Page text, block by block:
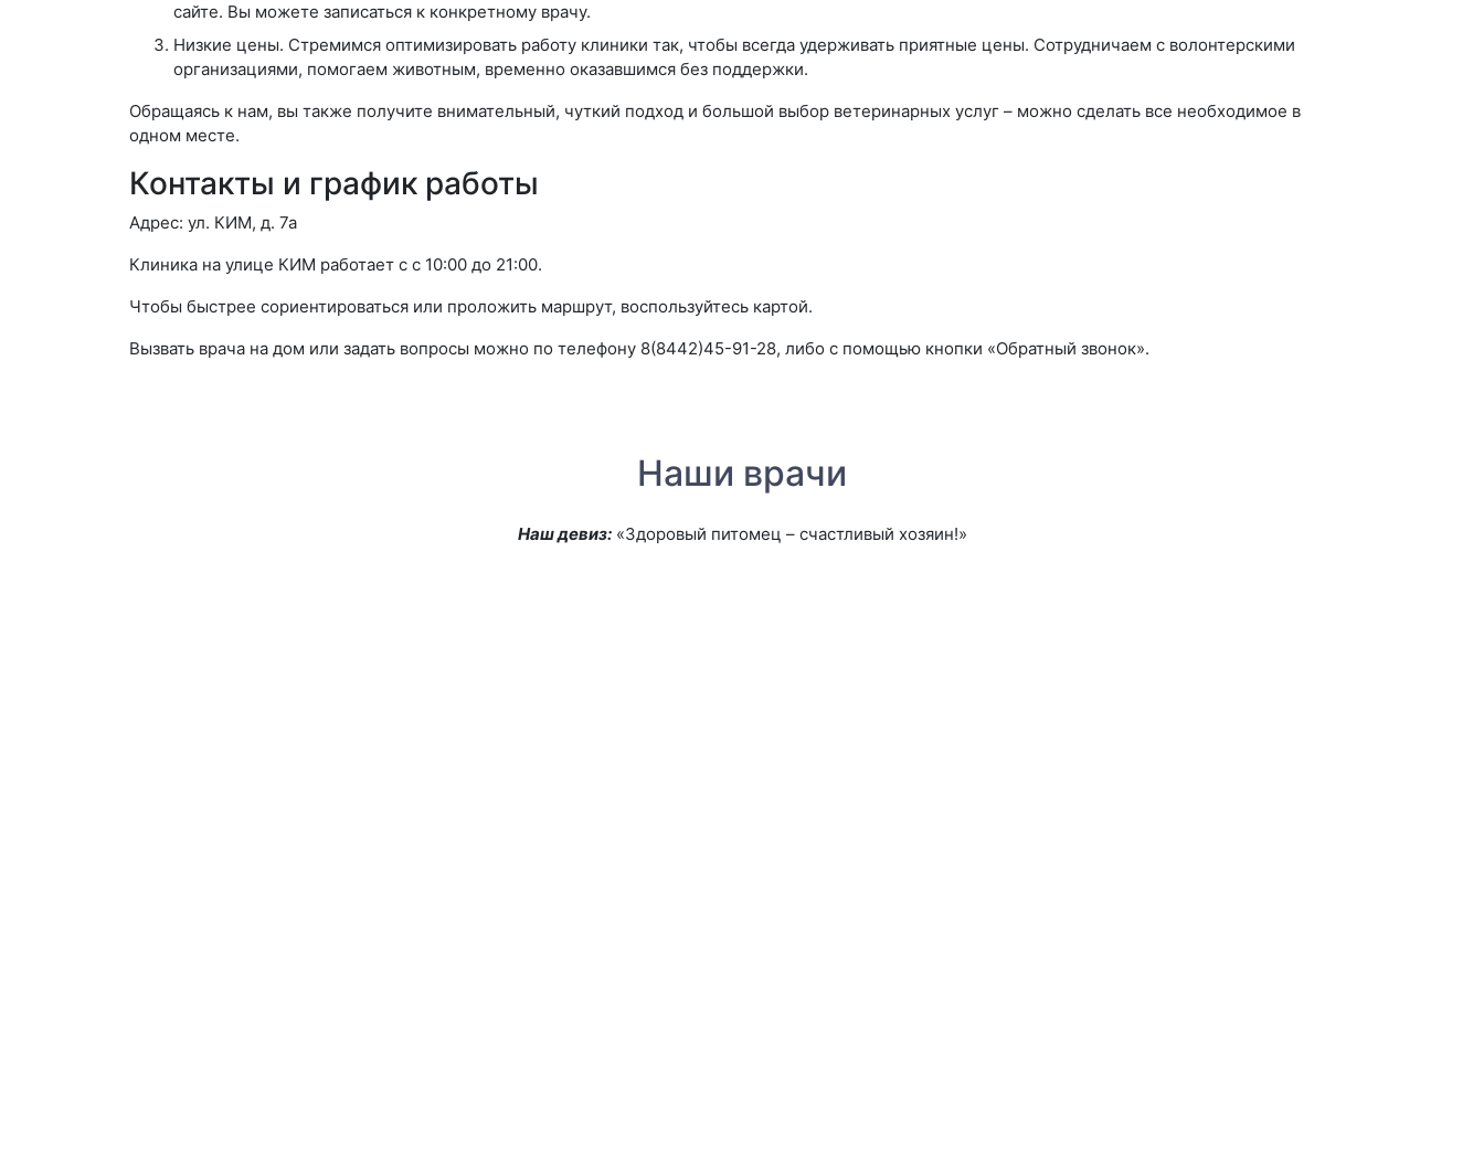
сайте. Вы можете записаться к конкретному врачу.
Низкие цены. Стремимся оптимизировать работу клиники так, чтобы всегда удерживать приятные цены. Сотрудничаем с волонтерскими
организациями, помогаем животным, временно оказавшимся без поддержки.
Обращаясь к нам, вы также получите внимательный, чуткий подход и большой выбор ветеринарных услуг – можно сделать все необходимое в
одном месте.
Контакты и график работы
Адрес: ул. КИМ, д. 7а
Клиника на улице КИМ работает с с 10:00 до 21:00.
Чтобы быстрее сориентироваться или проложить маршрут, воспользуйтесь картой.
Вызвать врача на дом или задать вопросы можно по телефону 8(8442)45-91-28, либо с помощью кнопки «Обратный звонок».
Наши врачи
Наш девиз:«Здоровый питомец – счастливый хозяин!»